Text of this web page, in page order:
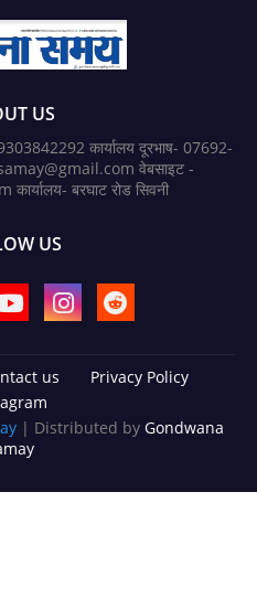
US
कार्यालय दूरभाष- 07692-
वेबसाइट -
बरघाट रोड सिवनी
US
us
Privacy Policy
| Distributed by Gondwana